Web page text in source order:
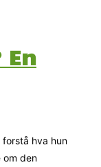
En
forstå hva hun
om den